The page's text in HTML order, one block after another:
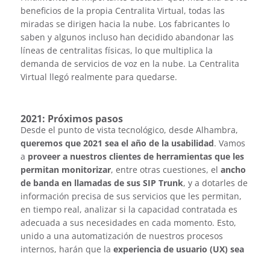
beneficios de la propia Centralita Virtual, todas las
miradas se dirigen hacia la nube. Los fabricantes lo
saben y algunos incluso han decidido abandonar las
líneas de centralitas físicas, lo que multiplica la
demanda de servicios de voz en la nube. La Centralita
Virtual llegó realmente para quedarse.
2021: Próximos pasos
Desde el punto de vista tecnológico, desde Alhambra,
queremos que 2021 sea el año de la usabilidad. Vamos
a proveer a nuestros clientes de herramientas que les
permitan monitorizar, entre otras cuestiones, el ancho
de banda en llamadas de sus SIP Trunk, y a dotarles de
información precisa de sus servicios que les permitan,
en tiempo real, analizar si la capacidad contratada es
adecuada a sus necesidades en cada momento. Esto,
unido a una automatización de nuestros procesos
internos, harán que la experiencia de usuario (UX) sea